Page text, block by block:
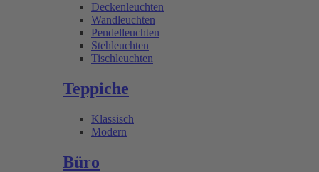
Deckenleuchten
Wandleuchten
Pendelleuchten
Stehleuchten
Tischleuchten
Teppiche
Klassisch
Modern
Büro